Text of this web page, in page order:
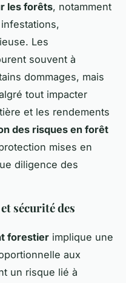
les forêts, notamment
Les
souvent à
dommages, mais
tout impacter
et les rendements
des risques en forêt
mises en
diligence des
sécurité des
forestier implique une
aux
un risque lié à